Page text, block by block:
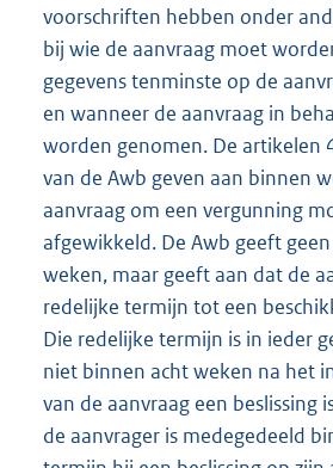
voorschriften hebben onder
bij wie de aanvraag moet
gegevens tenminste op de
en wanneer de aanvraag in
worden genomen. De artikelen
van de Awb geven aan binnen
aanvraag om een vergunning
afgewikkeld. De Awb geeft
weken, maar geeft aan dat de
redelijke termijn tot een
Die redelijke termijn is in ieder
niet binnen acht weken na het
van de aanvraag een beslissing
de aanvrager is medegedeeld